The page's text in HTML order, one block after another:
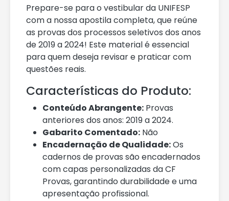
Prepare-se para o vestibular da UNIFESP
com a nossa apostila completa, que reúne
as provas dos processos seletivos dos anos
de 2019 a 2024! Este material é essencial
para quem deseja revisar e praticar com
questões reais.
Características do Produto:
Conteúdo Abrangente: Provas
anteriores dos anos: 2019 a 2024.
Gabarito Comentado: Não
Encadernação de Qualidade:Os
cadernos de provas são encadernados
com capas personalizadas da CF
Provas, garantindo durabilidade e uma
apresentação profissional.